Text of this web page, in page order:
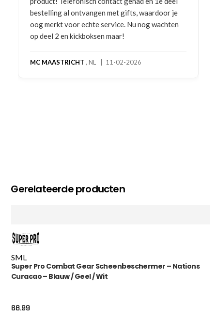
bestelling al ontvangen met gifts, waardoor je
oog merkt voor echte service. Nu nog wachten
op deel 2 en kickboksen maar!
MC MAASTRICHT , NL | 11-02-2026
Gerelateerde producten
SML
Super Pro Combat Gear Scheenbeschermer – Nations
Curacao – Blauw / Geel / Wit
68.99